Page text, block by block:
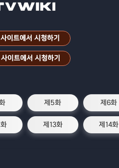
이트에서 시청하기
이트에서 시청하기
제5화 제6화
제13화 제14화